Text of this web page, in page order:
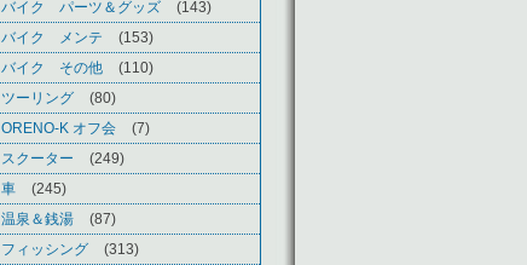
バイク パーツ＆グッズ
(143)
バイク メンテ
(153)
バイク その他
(110)
ツーリング
(80)
ORENO-K オフ会
(7)
スクーター
(249)
車
(245)
温泉＆銭湯
(87)
フィッシング
(313)